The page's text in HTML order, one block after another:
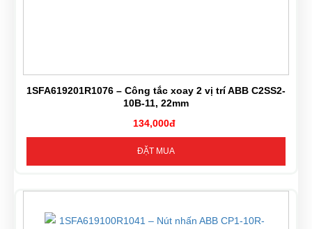
1SFA619201R1076 – Công tắc xoay 2 vị trí ABB C2SS2-
10B-11, 22mm
134,000đ
ĐẶT MUA